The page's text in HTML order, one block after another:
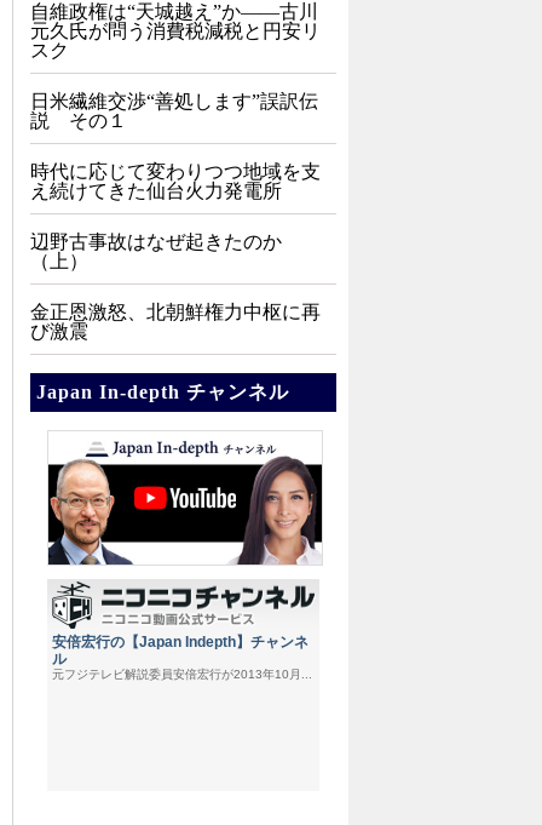
自維政権は“天城越え”か――古川
元久氏が問う消費税減税と円安リ
スク
日米繊維交渉“善処します”誤訳伝
説 その１
時代に応じて変わりつつ地域を支
え続けてきた仙台火力発電所
辺野古事故はなぜ起きたのか
（上）
金正恩激怒、北朝鮮権力中枢に再
び激震
Japan In-depth チャンネル